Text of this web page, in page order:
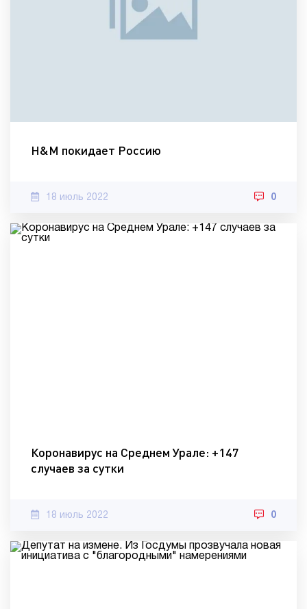
H&M покидает Россию
18 июль 2022 0
Коронавирус на Среднем Урале: +147
случаев за сутки
18 июль 2022 0